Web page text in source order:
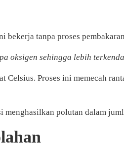
tanpa proses
oksigen sehingga lebih
Celsius. Proses ini memecah
polutan dalam